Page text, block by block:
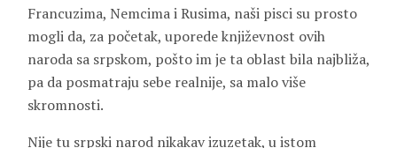
Francuzima, Nemcima i Rusima, naši pisci su prosto
mogli da, za početak, uporede književnost ovih
naroda sa srpskom, pošto im je ta oblast bila najbliža,
pa da posmatraju sebe realnije, sa malo više
skromnosti.
Nije tu srpski narod nikakav izuzetak, u istom